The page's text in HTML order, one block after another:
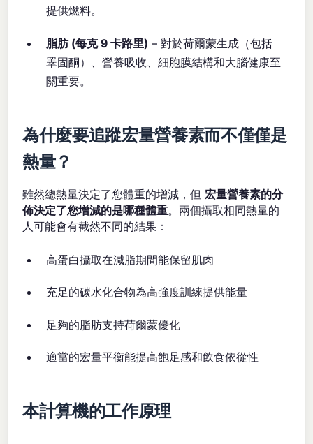
提供燃料。
脂肪 (每克 9 卡路里) – 對於荷爾蒙生成（包括
睪固酮）、營養吸收、細胞膜結構和大腦健康至
關重要。
為什麼要追蹤宏量營養素而不僅僅是
熱量？
雖然總熱量決定了您體重的增減，但宏量營養素的分
佈決定了您增減的是哪種體重。兩個攝取相同熱量的
人可能會有截然不同的結果：
高蛋白攝取在減脂期間能保留肌肉
充足的碳水化合物為高強度訓練提供能量
足夠的脂肪支持荷爾蒙優化
適當的宏量平衡能提高飽足感和飲食依從性
本計算機的工作原理